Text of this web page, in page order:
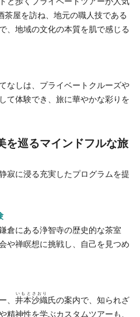
屋を訪ね、地元の職人技である
、地域の文化の本質を肌で感じる
なしは、プライベートクルーズや
て体験でき、旅に華やかな彩りを
を巡るマインドフルな旅
寂に浸る充実したプログラムを提
倉にある浄智寺の歴史的な茶室
や禅瞑想に挑戦し、自己を見つめ
、 井本沙織
いもとさおり
氏の案内で、知られざ
精神性を学ぶカスタムツアーも、